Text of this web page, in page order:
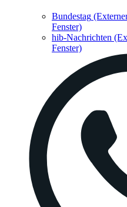
Bundestag
Fenster)
hib-Nachrichten
Fenster)